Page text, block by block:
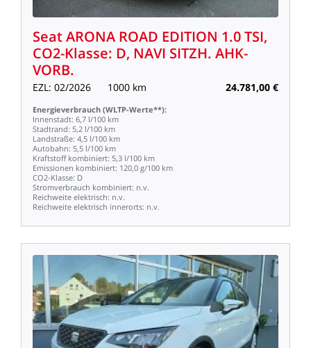
SeatARONA ROAD EDITION 1.0TSI,
CO2-Klasse: D, NAVI SITZH. AHK-
VORB.
EZL: 02/2026 1000 km 24.781,00 €
Energieverbrauch (WLTP-Werte**):
Innenstadt: 6,7 l/100 km
Stadtrand: 5,2 l/100 km
Landstraße: 4,5 l/100 km
Autobahn: 5,5 l/100 km
Kraftstoff kombiniert: 5,3 l/100 km
Emissionen kombiniert: 120,0 g/100 km
CO2-Klasse: D
Stromverbrauch kombiniert: n.v.
Reichweite elektrisch: n.v.
Reichweite elektrisch innerorts: n.v.